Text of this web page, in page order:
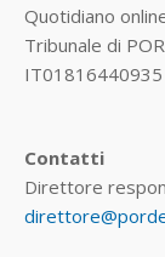
Quotidiano
Tribunale di
IT01816440935
Contatti
Direttore